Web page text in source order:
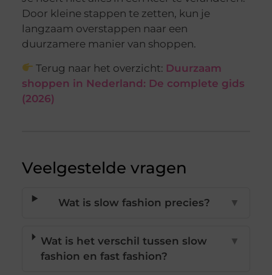
Door kleine stappen te zetten, kun je
langzaam overstappen naar een
duurzamere manier van shoppen.
Terug naar het overzicht: Duurzaam
shoppen in Nederland: De complete gids
(2026)
Veelgestelde vragen
Wat is slow fashion precies? ▼
Wat is het verschil tussen slow
fashion en fast fashion?
▼